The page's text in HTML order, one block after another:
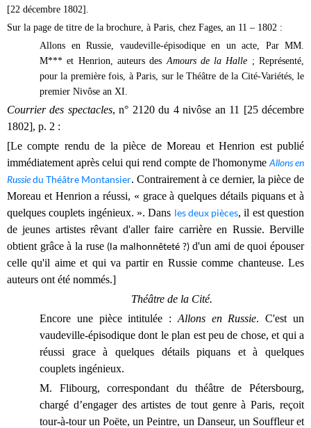
[22 décembre 1802].
Sur la page de titre de la brochure, à Paris, chez Fages, an 11 – 1802 :
Allons en Russie, vaudeville-épisodique en un acte, Par MM.
M*** et Henrion, auteurs desAmours de la Halle ; Représenté,
pour la première fois, à Paris, sur le Théâtre de la Cité-Variétés, le
premier Nivôse an XI.
Courrier des spectacles, n° 2120 du 4 nivôse an 11 [25 décembre
1802], p. 2 :
[Le compte rendu de la pièce de Moreau et Henrion est publié
immédiatement après celui qui rend compte de l'homonyme Allons en
Russiedu Théâtre Montansier. Contrairement à ce dernier, la pièce de
Moreau et Henrion a réussi, « grace à quelques détails piquans et à
quelques couplets ingénieux. ». Dans les deux pièces, il est question
de jeunes artistes rêvant d'aller faire carrière en Russie. Berville
obtient grâce à la ruse (la malhonnêteté ?)d'un ami de quoi épouser
celle qu'il aime et qui va partir en Russie comme chanteuse. Les
auteurs ont été nommés.]
Théâtre de la Cité.
Encore une pièce intitulée : Allons en Russie. C'est un
vaudeville-épisodique dont le plan est peu de chose, et qui a
réussi grace à quelques détails piquans et à quelques
couplets ingénieux.
M. Flibourg, correspondant du théâtre de Pétersbourg,
chargé d’engager des artistes de tout genre à Paris, reçoit
tour-à-tour un Poëte, un Peintre, un Danseur, un Souffleur et